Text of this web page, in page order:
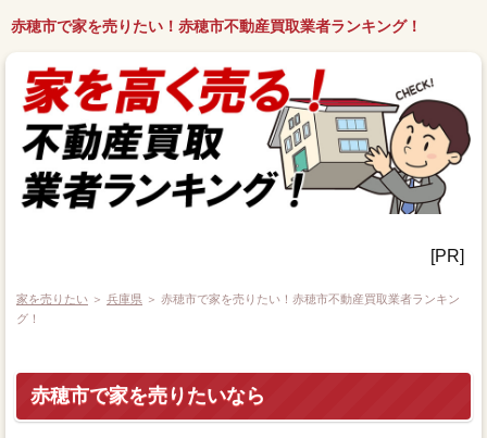
赤穂市で家を売りたい！赤穂市不動産買取業者ランキング！
[PR]
家を売りたい ＞ 兵庫県 ＞ 赤穂市で家を売りたい！赤穂市不動産買取業者ランキン
グ！
赤穂市で家を売りたいなら